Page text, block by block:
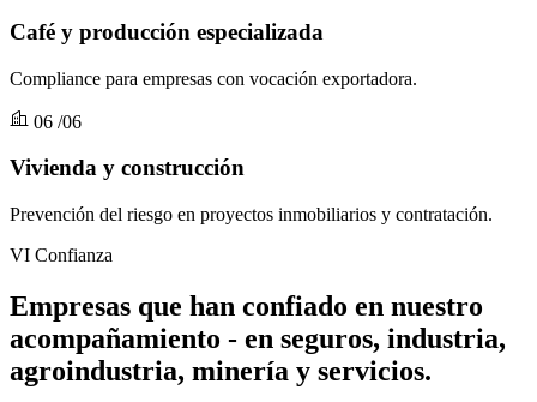
Café y producción especializada
Compliance para empresas con vocación exportadora.
06 /06
Vivienda y construcción
Prevención del riesgo en proyectos inmobiliarios y contratación.
VI Confianza
Empresas que han confiado en nuestro
acompañamiento - en seguros, industria,
agroindustria, minería y servicios.